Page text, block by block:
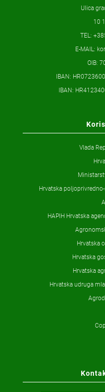
Ulica
10
TEL:
E-MAIL:
OIB:
IBAN:
IBAN:
Vlada
Hrvatska
HAPIH Hrvatska
Hrvatska
Hrvatska
Hrvatska
Hrvatska udruga